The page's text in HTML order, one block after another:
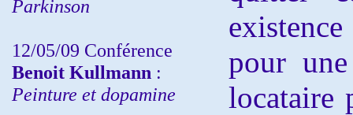
Parkinson
12/05/09 Conférence
Benoit Kullmann :
Peinture et dopamine
pour
locataire